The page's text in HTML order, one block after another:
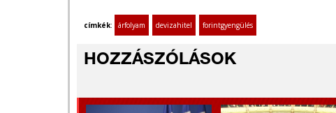
címkék: árfolyam devizahitel forintgyengülés
HOZZÁSZÓLÁSOK